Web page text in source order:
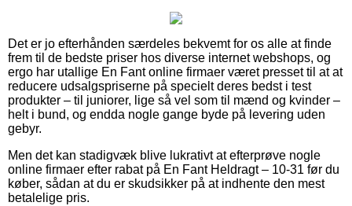
Det er jo efterhånden særdeles bekvemt for os alle at finde
frem til de bedste priser hos diverse internet webshops, og
ergo har utallige En Fant online firmaer været presset til at at
reducere udsalgspriserne på specielt deres bedst i test
produkter – til juniorer, lige så vel som til mænd og kvinder –
helt i bund, og endda nogle gange byde på levering uden
gebyr.
Men det kan stadigvæk blive lukrativt at efterprøve nogle
online firmaer efter rabat på En Fant Heldragt – 10-31 før du
køber, sådan at du er skudsikker på at indhente den mest
betalelige pris.